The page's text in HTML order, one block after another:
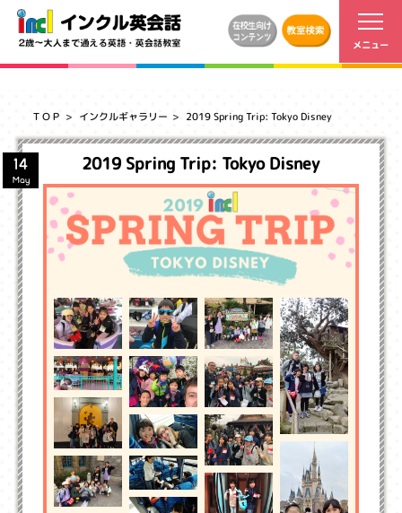
ＴＯＰ インクルギャラリー 2019 Spring Trip: Tokyo Disney
2019 Spring Trip: Tokyo Disney
14
May